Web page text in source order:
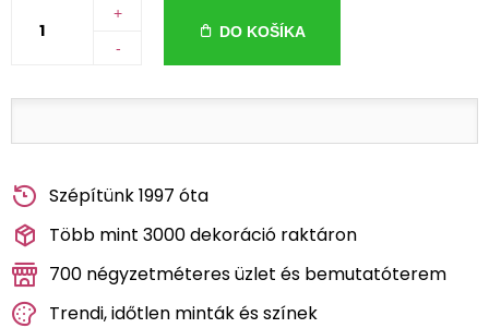
+
-
DO KOŠÍKA
Szépítünk 1997 óta
Több mint 3000 dekoráció raktáron
700 négyzetméteres üzlet és bemutatóterem
Trendi, időtlen minták és színek